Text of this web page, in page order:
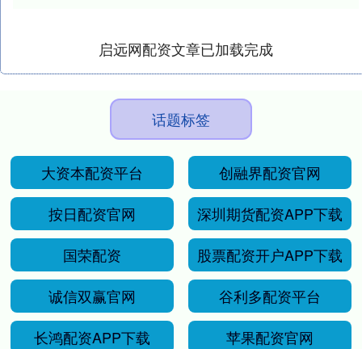
启远网配资文章已加载完成
话题标签
大资本配资平台
创融界配资官网
按日配资官网
深圳期货配资APP下载
国荣配资
股票配资开户APP下载
诚信双赢官网
谷利多配资平台
长鸿配资APP下载
苹果配资官网